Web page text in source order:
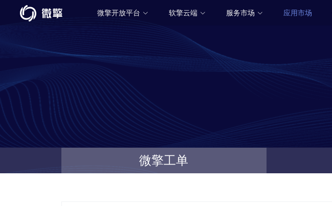
微擎开放平台 软擎云端 服务市场 应用市场
微擎工单